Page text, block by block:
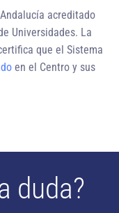
acreditado
Universidades. La
que el Sistema
en el Centro y sus
duda?